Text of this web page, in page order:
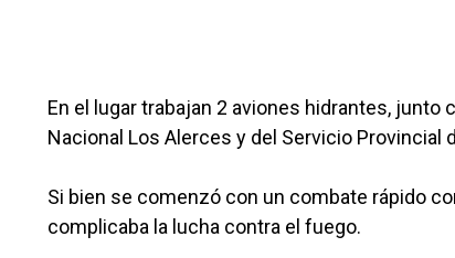
En el lugar trabajan 2 aviones hidrantes, junto
Nacional Los Alerces y del Servicio Provincial
Si bien se comenzó con un combate rápido
complicaba la lucha contra el fuego.